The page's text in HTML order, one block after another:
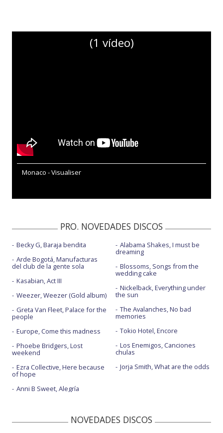
(1 vídeo)
Monaco - Visualiser
PRO. NOVEDADES DISCOS
Becky G, Baraja bendita
Arde Bogotá, Manufacturas
del club de la gente sola
Kasabian, Act III
Weezer, Weezer (Gold album)
Greta Van Fleet, Palace for the
people
Europe, Come this madness
Phoebe Bridgers, Lost
weekend
Ezra Collective, Here because
of hope
Anni B Sweet, Alegría
Alabama Shakes, I must be
dreaming
Blossoms, Songs from the
wedding cake
Nickelback, Everything under
the sun
The Avalanches, No bad
memories
Tokio Hotel, Encore
Los Enemigos, Canciones
chulas
Jorja Smith, What are the odds
NOVEDADES DISCOS